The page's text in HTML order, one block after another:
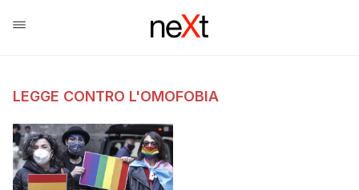
LEGGE CONTRO L'OMOFOBIA